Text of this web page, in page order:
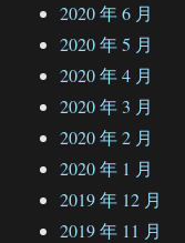
2020 年 6 月
2020 年 5 月
2020 年 4 月
2020 年 3 月
2020 年 2 月
2020 年 1 月
2019 年 12 月
2019 年 11 月